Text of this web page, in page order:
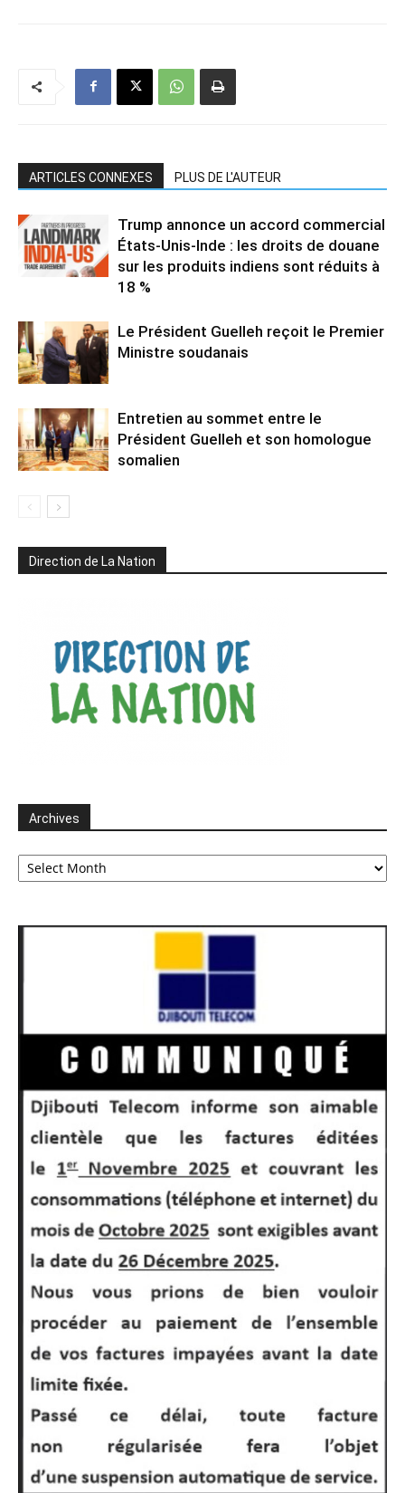
ARTICLES CONNEXES PLUS DE L'AUTEUR
Trump annonce un accord commercial
États-Unis-Inde : les droits de douane
sur les produits indiens sont réduits à
18 %
Le Président Guelleh reçoit le Premier
Ministre soudanais
Entretien au sommet entre le
Président Guelleh et son homologue
somalien
Direction de La Nation
Archives
Archives